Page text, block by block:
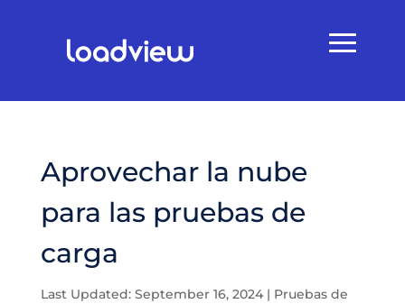
Aprovechar la nube
para las pruebas de
carga
Last Updated: September 16, 2024| Pruebas de